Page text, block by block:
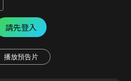
請先登入
播放預告片